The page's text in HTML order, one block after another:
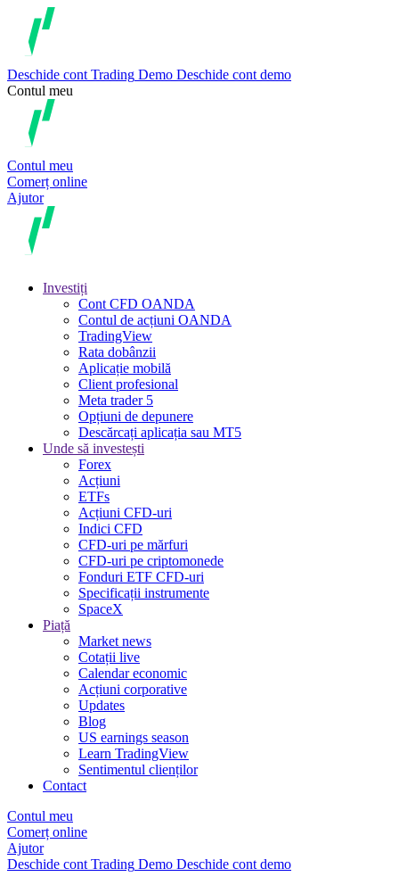
Deschide cont Trading Demo Deschide cont demo
Contul meu
Contul meu
Comerț online
Ajutor
Investiți
Cont CFD OANDA
Contul de acțiuni OANDA
TradingView
Rata dobânzii
Aplicație mobilă
Client profesional
Meta trader 5
Opțiuni de depunere
Descărcați aplicația sau MT5
Unde să investești
Forex
Acțiuni
ETFs
Acțiuni CFD-uri
Indici CFD
CFD-uri pe mărfuri
CFD-uri pe criptomonede
Fonduri ETF CFD-uri
Specificații instrumente
SpaceX
Piață
Market news
Cotații live
Calendar economic
Acțiuni corporative
Updates
Blog
US earnings season
Learn TradingView
Sentimentul clienților
Contact
Contul meu
Comerț online
Ajutor
Deschide cont Trading Demo Deschide cont demo